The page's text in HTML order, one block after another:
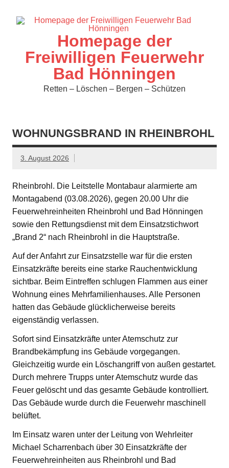
springen
Homepage der
Freiwilligen Feuerwehr
Bad Hönningen
Retten – Löschen – Bergen – Schützen
WOHNUNGSBRAND IN RHEINBROHL
3. August 2026
Rheinbrohl. Die Leitstelle Montabaur alarmierte am
Montagabend (03.08.2026), gegen 20.00 Uhr die
Feuerwehreinheiten Rheinbrohl und Bad Hönningen
sowie den Rettungsdienst mit dem Einsatzstichwort
„Brand 2“ nach Rheinbrohl in die Hauptstraße.
Auf der Anfahrt zur Einsatzstelle war für die ersten
Einsatzkräfte bereits eine starke Rauchentwicklung
sichtbar. Beim Eintreffen schlugen Flammen aus einer
Wohnung eines Mehrfamilienhauses. Alle Personen
hatten das Gebäude glücklicherweise bereits
eigenständig verlassen.
Sofort sind Einsatzkräfte unter Atemschutz zur
Brandbekämpfung ins Gebäude vorgegangen.
Gleichzeitig wurde ein Löschangriff von außen gestartet.
Durch mehrere Trupps unter Atemschutz wurde das
Feuer gelöscht und das gesamte Gebäude kontrolliert.
Das Gebäude wurde durch die Feuerwehr maschinell
belüftet.
Im Einsatz waren unter der Leitung von Wehrleiter
Michael Scharrenbach über 30 Einsatzkräfte der
Feuerwehreinheiten aus Rheinbrohl und Bad